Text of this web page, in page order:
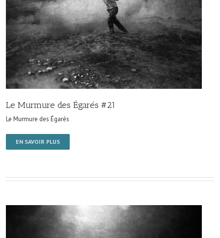
Le Murmure des Égarés #21
Le Murmure des Égarés
EN SAVOIR PLUS